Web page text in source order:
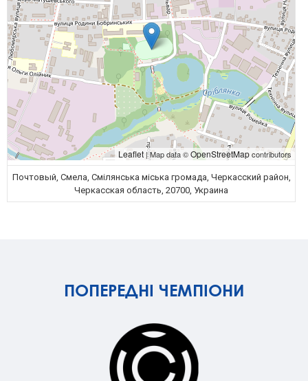
Leaflet| Map data ©OpenStreetMapcontributors
Почтовый, Смела, Смілянська міська громада, Черкасский район,
Черкасская область, 20700, Украина
ПОПЕРЕДНІ ЧЕМПІОНИ